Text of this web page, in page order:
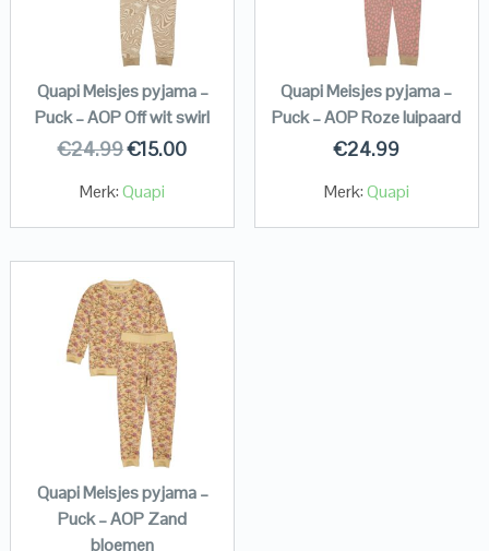
Quapi Meisjes pyjama –
Puck – AOP Off wit swirl
€24.99€15.00
Merk:Quapi
Quapi Meisjes pyjama –
Puck – AOP Roze luipaard
€24.99
Merk:Quapi
Quapi Meisjes pyjama –
Puck – AOP Zand
bloemen